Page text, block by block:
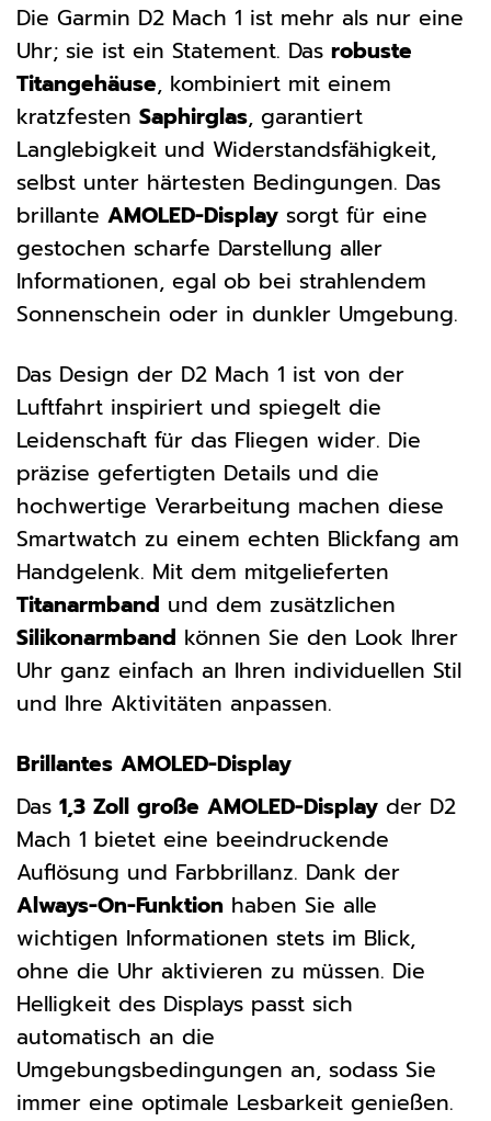
Die Garmin D2 Mach 1 ist mehr als nur eine
Uhr; sie ist ein Statement. Das robuste
Titangehäuse, kombiniert mit einem
kratzfesten Saphirglas, garantiert
Langlebigkeit und Widerstandsfähigkeit,
selbst unter härtesten Bedingungen. Das
brillante AMOLED-Display sorgt für eine
gestochen scharfe Darstellung aller
Informationen, egal ob bei strahlendem
Sonnenschein oder in dunkler Umgebung.
Das Design der D2 Mach 1 ist von der
Luftfahrt inspiriert und spiegelt die
Leidenschaft für das Fliegen wider. Die
präzise gefertigten Details und die
hochwertige Verarbeitung machen diese
Smartwatch zu einem echten Blickfang am
Handgelenk. Mit dem mitgelieferten
Titanarmband und dem zusätzlichen
Silikonarmband können Sie den Look Ihrer
Uhr ganz einfach an Ihren individuellen Stil
und Ihre Aktivitäten anpassen.
Brillantes AMOLED-Display
Das 1,3 Zoll große AMOLED-Display der D2
Mach 1 bietet eine beeindruckende
Auflösung und Farbbrillanz. Dank der
Always-On-Funktion haben Sie alle
wichtigen Informationen stets im Blick,
ohne die Uhr aktivieren zu müssen. Die
Helligkeit des Displays passt sich
automatisch an die
Umgebungsbedingungen an, sodass Sie
immer eine optimale Lesbarkeit genießen.